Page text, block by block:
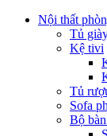
Nội thất
Tủ
Kệ tivi
Tủ
Sofa
Bộ